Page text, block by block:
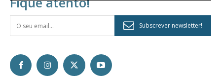
Subscrever newsletter!